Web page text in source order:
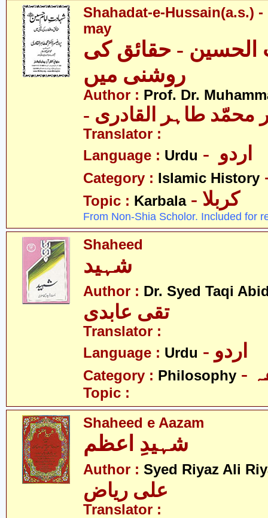
Shahadat-e-Hussain(a.s.)
may
- حقائق کی
روشنی میں
Author : Prof. Dr.
محمّد طاہر القادری
Translator :
Language : Urdu
Category : Islamic History
Topic : Karbala - کربلا
From Non-Shia Scholor. Included for
Shaheed
شہید
Author : Dr. Syed Taqi
تقی عابدی
Translator :
Language : Urdu - اردو
Category : Philosophy
Topic :
Shaheed e Aazam
شہیدِ اعظم
Author : Syed Riyaz Ali
علی ریاض
Translator :